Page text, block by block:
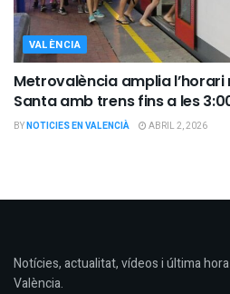
VALÈNCIA
Metrovalència amplia
Santa amb trens fins a les
BYNOTICIES EN VALENCIÀ ABRIL 2, 2026
Notícies, actualitat, vídeos i última
València.